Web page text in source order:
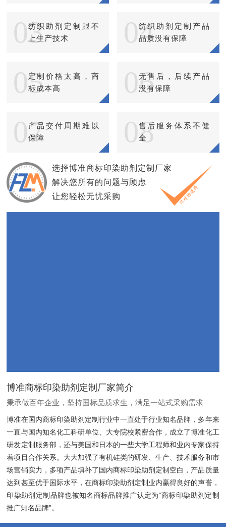
03
纺织助剂定制跟不
上生产技术
04
纺织助剂定制产品
品质没有保障
05定制价格太高，商
标成本高
06无售后，后续产品
没有保障
07产品交付周期难以
保障
08
售后服务体系不健
全
选择博准商标印染助剂定制厂家
解决您所有的问题与顾虑
让您轻松无忧采购
博准商标印染助剂定制厂家简介
秉承做百年企业，坚持国标品质求生，满足一站式采购需求
博准在国内商标印染助剂定制行业中一直处于行业知名品牌，多年来
一直与国内知名化工科研单位、大专院校紧密合作，成立了博准化工
研发定制服务部，还与美国和日本的一些大学工程师和业内专家保持
着项目合作关系。大大加强了有机硅类的研发、生产、技术服务和市
场营销实力，多项产品填补了国内商标印染助剂定制空白，产品质量
达到甚至优于国际水平，在商标印染助剂定制业内赢得良好的声誉，
印染助剂定制品牌也被知名商标品牌推广认定为“商标印染助剂定制
推广知名品牌”。